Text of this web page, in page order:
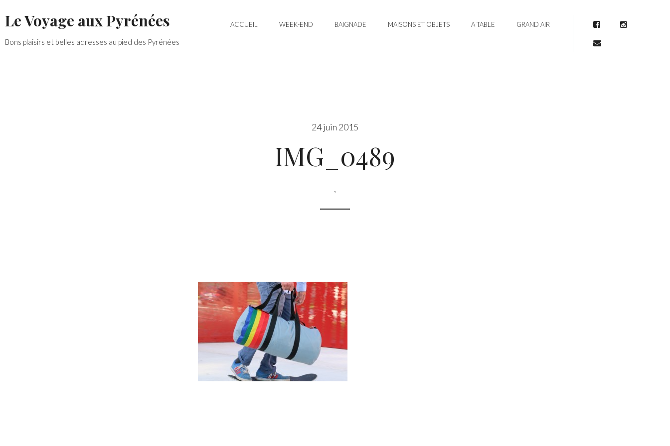
to
content
ACCUEIL WEEK-END BAIGNADE MAISONS ET OBJETS A TABLE GRAND AIR FacebookInstagram
Mail
Le Voyage aux Pyrénées
Bons plaisirs et belles adresses au pied des Pyrénées
24 juin 2015
IMG_0489
,